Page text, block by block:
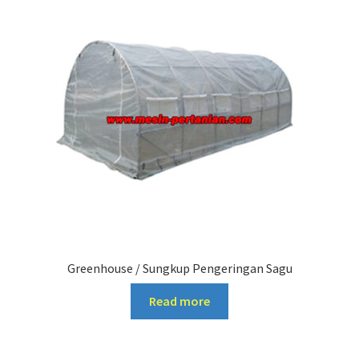
Greenhouse / Sungkup Pengeringan Sagu
Read more